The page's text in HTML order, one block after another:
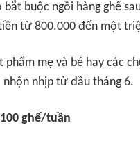
buộc ngồi hàng ghế
từ 800.000 đến một
phẩm mẹ và bé hay các
nhịp từ đầu tháng 6.
ghế/tuần